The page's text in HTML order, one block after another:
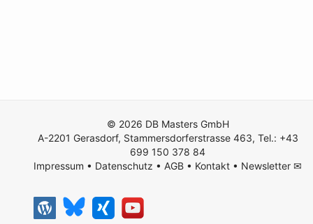
© 2026 DB Masters GmbH
A-2201 Gerasdorf, Stammersdorferstrasse 463, Tel.: +43
699 150 378 84
Impressum • Datenschutz • AGB • Kontakt • Newsletter ✉